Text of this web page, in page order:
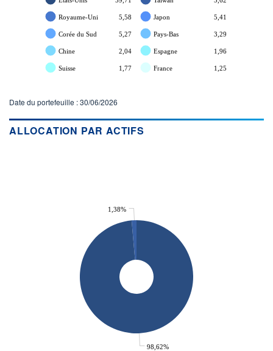
Royaume-Uni 5,58 Japon 5,41
Corée du Sud 5,27 Pays-Bas 3,29
Chine 2,04 Espagne 1,96
Suisse 1,77 France 1,25
Date du portefeuille : 30/06/2026
ALLOCATION PAR ACTIFS
98,62%
1,38%